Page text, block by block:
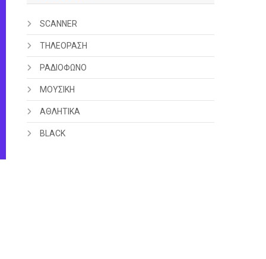
SCANNER
ΤΗΛΕΟΡΑΣΗ
ΡΑΔΙΟΦΩΝΟ
ΜΟΥΣΙΚΗ
ΑΘΛΗΤΙΚΑ
BLACK